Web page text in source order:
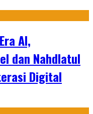
AI,
dan Nahdlatul
Digital